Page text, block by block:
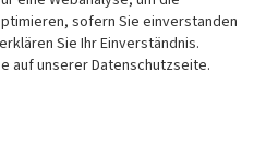
sofern Sie einverstanden
Sie Ihr Einverständnis.
auf unserer Datenschutzseite.